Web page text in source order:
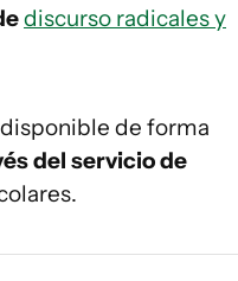
discurso radicales y
de forma
del servicio de